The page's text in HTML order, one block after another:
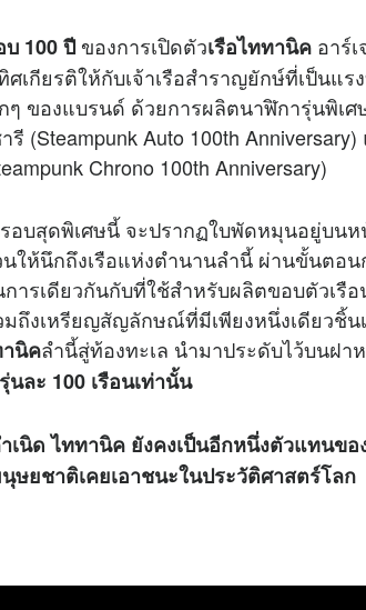
100 ปี ของการเปิดตัวเรือไททานิค อาร์
ศเกียรติให้กับเจ้าเรือสำราญยักษ์ที่เป็นแ
ๆ ของแบรนด์ ด้วยการผลิตนาฬิการุ่นพิเ
รี (Steampunk Auto 100th
Chrono 100th Anniversary)
อบสุดพิเศษนี้ จะปรากฏใบพัดหมุนอยู่บน
ให้นึกถึงเรือแห่งตำนานลำนี้ ผ่านขั้นตอ
ารเดียวกันกับที่ใช้สำหรับผลิตขอบตัวเรื
มถึงเหรียญสัญลักษณ์ที่มีเพียงหนึ่งเดียวชิ้
านิคลำนี้สู่ท้องทะเล นำมาประดับไว้บนฝา
นละ 100 เรือนเท่านั้น
เนิด ไททานิค ยังคงเป็นอีกหนึ่งตัวแทนข
ษยชาติเคยเอาชนะในประวัติศาสตร์โลก